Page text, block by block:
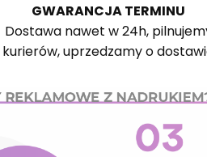
GWARANCJA TERMINU
Dostawa nawet w 24h,
kurierów, uprzedzamy o